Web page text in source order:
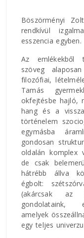
Böszörményi
rendkívül
esszencia egyben.
Az emlékekből
szöveg
filozófiai,
Tamás
okfejtésbe hajló,
hang és a
történelem
egymásba
gondosan
oldalán komplex
de csak
hátrébb állva
égbolt:
(akárcsak az
gondolataink,
amelyek
egy teljes